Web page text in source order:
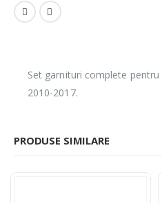
Set garnituri complete
2010-2017.
PRODUSE SIMILARE